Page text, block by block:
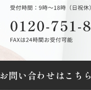
お問い合わせはこちら